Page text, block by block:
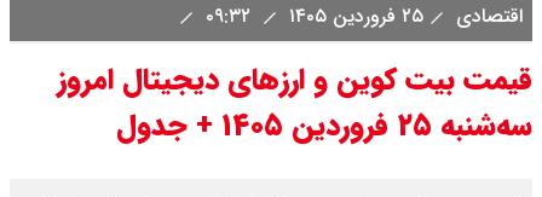
اقتصادی ۲۵ فروردین ۱۴۰۵
قیمت بیت کوین و ارز‌های دیجیتال امروز
سه‌شنبه ۲۵ فروردین ۱۴۰۵ + جدول